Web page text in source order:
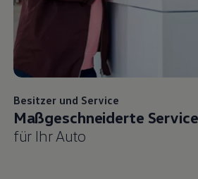
Besitzer und Service
Maßgeschneiderte
für Ihr Auto